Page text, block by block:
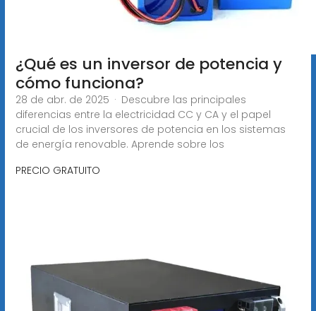
¿Qué es un inversor de potencia y
cómo funciona?
28 de abr. de 2025 · Descubre las principales
diferencias entre la electricidad CC y CA y el papel
crucial de los inversores de potencia en los sistemas
de energía renovable. Aprende sobre los
PRECIO GRATUITO